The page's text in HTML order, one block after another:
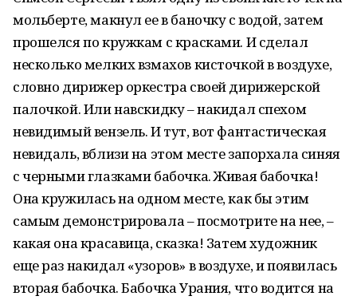
мольберте, макнул ее в баночку с водой, затем
прошелся по кружкам с красками. И сделал
несколько мелких взмахов кисточкой в воздухе,
словно дирижер оркестра своей дирижерской
палочкой. Или навскидку – накидал спехом
невидимый вензель. И тут, вот фантастическая
невидаль, вблизи на этом месте запорхала синяя
с черными глазками бабочка. Живая бабочка!
Она кружилась на одном месте, как бы этим
самым демонстрировала – посмотрите на нее, –
какая она красавица, сказка! Затем художник
еще раз накидал «узоров» в воздухе, и появилась
вторая бабочка. Бабочка Урания, что водится на